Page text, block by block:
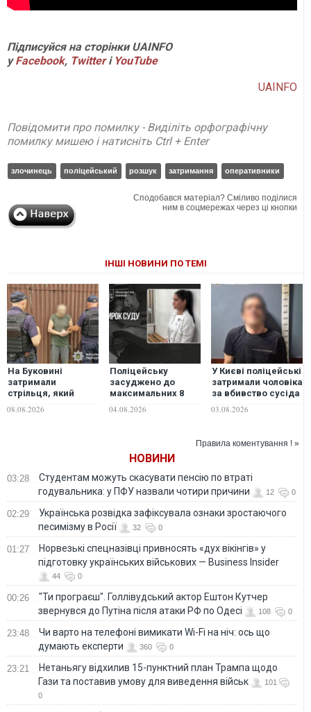
Підписуйся на сторінки UAINFO
уFacebook, Twitterі YouTube
UAINFO
Повідомити про помилку - Виділіть орфографічну
помилку мишею і натисніть Ctrl + Enter
злочинець поліцейський розшук затримання оперативники
Сподобався матеріал? Сміливо поділися
ним в соцмережах через ці кнопки
ІНШІ НОВИНИ ПО ТЕМІ
На Буковині
затримали
стрільця, який
поліцейських і 11
08.08.2026
Поліцейську
засуджено до
максимальних 8
ДТП у Прилуках, у
04.08.2026
У Києві поліцейські
затримали чоловіка
за вбивство сусіда
03.08.2026
Правила коментування ! »
НОВИНИ
03:28
Студентам можуть скасувати пенсію по втраті
годувальника: у ПФУ назвали чотири причини
12 0
02:29
Українська розвідка зафіксувала ознаки зростаючого
песимізму в Росії
32 0
01:27
Норвезькі спецназівці привносять «дух вікінгів» у
підготовку українських військових — Business Insider
44 0
00:26
"Ти програєш". Голлівудський актор Ештон Кутчер
звернувся до Путіна після атаки РФ по Одесі
108 0
23:48
Чи варто на телефонi вимикати Wi-Fi на ніч: ось що
думають експерти
360 0
23:21
Нетаньягу відхилив 15-пунктний план Трампа щодо
Гази та поставив умову для виведення військ
101
0